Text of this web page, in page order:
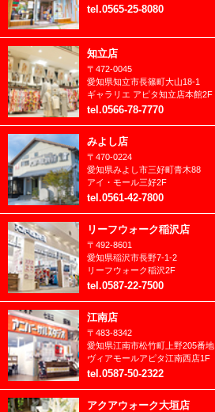
2022年7月
2022年6月
2022年5月
2022年4月
2022年3月
2022年2月
2022年1月
2021年12月
2021年11月
2021年10月
2021年9月
2021年8月
2021年7月
2021年6月
tel .0565-25-8080
知立店
〒 472-0045
愛知県知立市長篠町大山18-1
ギャラリエ アピタ知立店本館2F
tel .0566-78-7770
みよし店
〒 470-0224
愛知県みよし市三好町青木88
アイ・モール三好2F
tel .0561-42-7800
リーフウォーク稲沢店
〒 492-8601
愛知県稲沢市長野7-1-2
リーフウォーク稲沢2F
tel .0587-22-7500
江南店
〒 483-8342
愛知県江南市松竹町上野205番地
ヴィアモールアピタ江南西店1F
tel .0587-50-2322
アクアウォーク大垣店